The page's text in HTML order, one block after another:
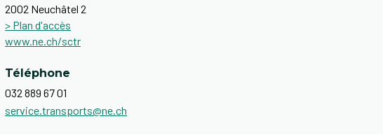
2002 Neuchâtel 2
> Plan d'accès
www.ne.ch/sctr
Téléphone
032 889 67 01
service.transports@ne.ch